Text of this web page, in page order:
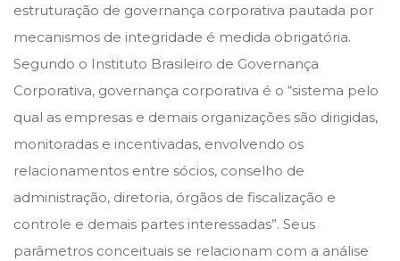
estruturação de governança corporativa pautada por
mecanismos de integridade é medida obrigatória.
Segundo o Instituto Brasileiro de Governança
Corporativa, governança corporativa é o “sistema pelo
qual as empresas e demais organizações são dirigidas,
monitoradas e incentivadas, envolvendo os
relacionamentos entre sócios, conselho de
administração, diretoria, órgãos de fiscalização e
controle e demais partes interessadas”. Seus
parâmetros conceituais se relacionam com a análise